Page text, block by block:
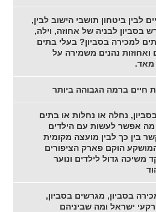
לבין ביטחון תושבי הישוב לבין,
בסביון לבניה של אחוזה, וילה,
למכירה בסביון? בעלי בתים
ואחוזות נהנים משמירה על
מאד.
חיים ברמה הגבוהה ביותר
נחלה או נחלות או בתים
מה אפשר לעשות עם הילדים
בין כך לבין מועצה מקומית
הוקם פארק הציפורים
משיכה גדול לילדים ונוער
בסביון, מגרשים בסביון,
ישראל ומה שביניהם